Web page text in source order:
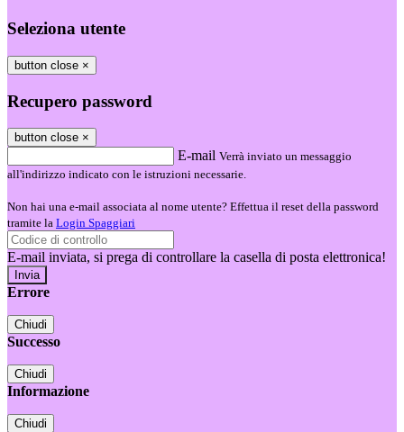
Seleziona utente
button close ×
Recupero password
button close ×
E-mail Verrà inviato un messaggio
all'indirizzo indicato con le istruzioni necessarie.
Non hai una e-mail associata al nome utente? Effettua il reset della password
tramite la Login Spaggiari
E-mail inviata, si prega di controllare la casella di posta elettronica!
Errore
Chiudi
Successo
Chiudi
Informazione
Chiudi